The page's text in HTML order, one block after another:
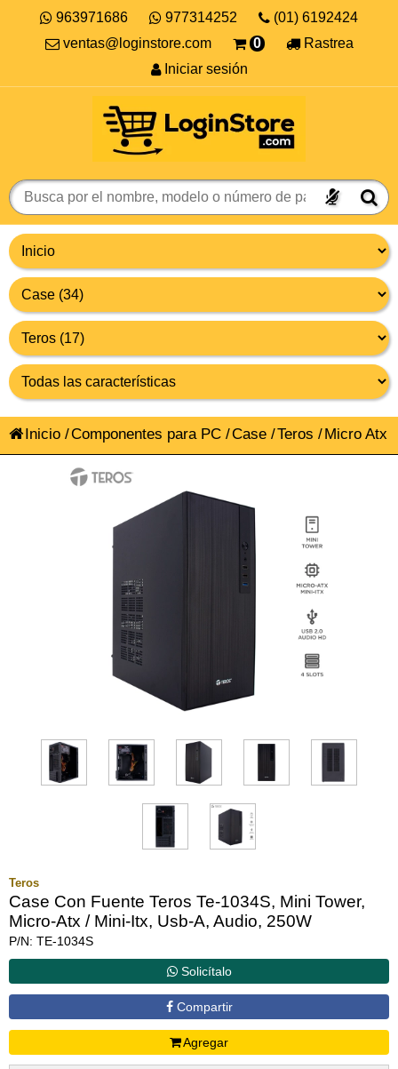
963971686 977314252
(01) 6192424
ventas@loginstore.com
0
Rastrea
Iniciar sesión
Inicio /Componentes para PC /Case /Teros /Micro Atx
Teros
Case Con Fuente Teros Te-1034S, Mini Tower,
Micro-Atx / Mini-Itx, Usb-A, Audio, 250W
P/N: TE-1034S
Solicítalo
Compartir
Agregar